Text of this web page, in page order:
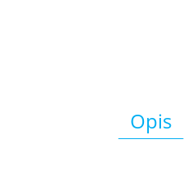
Opis